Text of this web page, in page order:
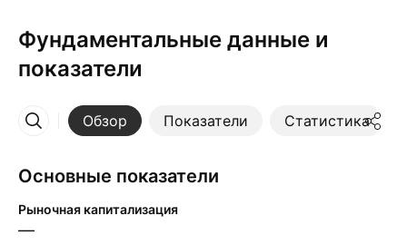
Фундаментальные данные и
показатели
Обзор Показатели Статистика
Ещё
Основные показатели
Рыночная капитализация
—